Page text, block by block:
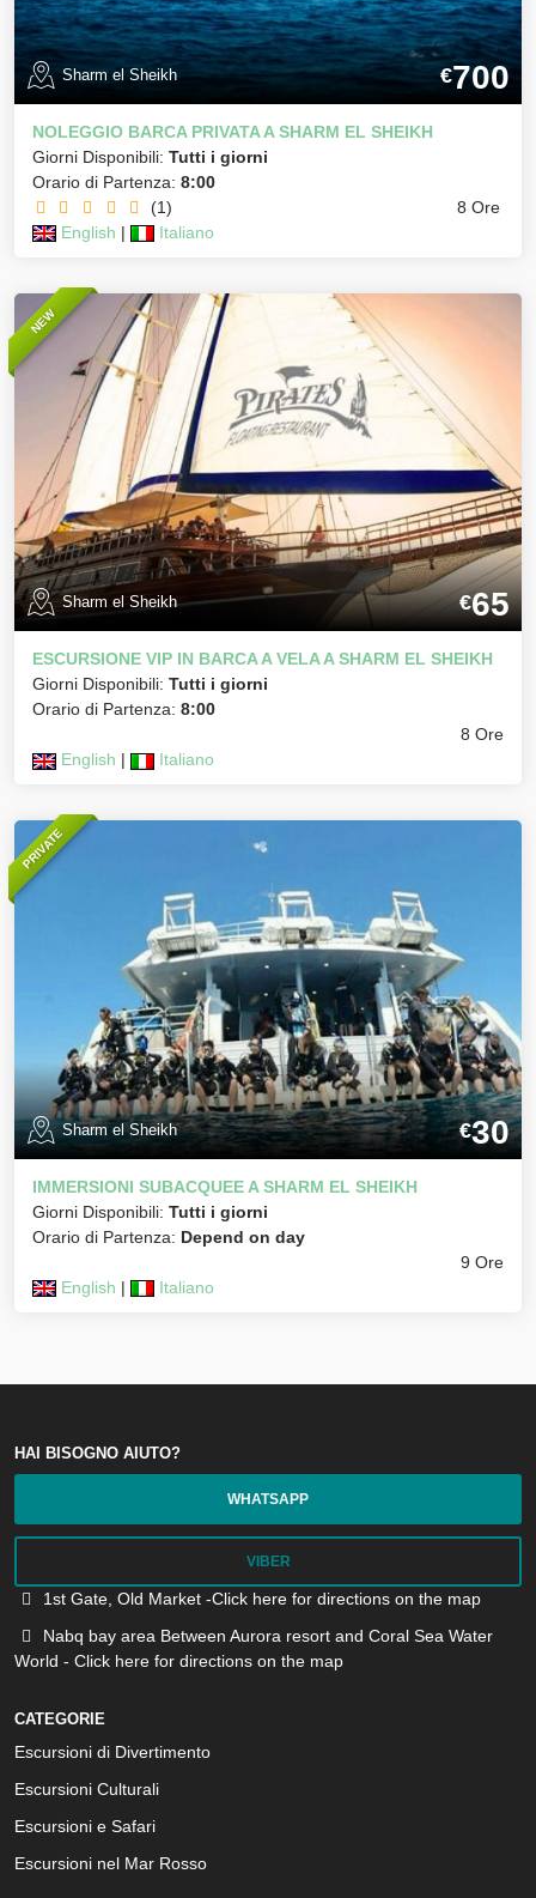
Sharm el Sheikh €700
NOLEGGIO BARCA PRIVATA A SHARM EL SHEIKH
Giorni Disponibili: Tutti i giorni
Orario di Partenza: 8:00
(1)
8 Ore
English | Italiano
NEW
Sharm el Sheikh €65
ESCURSIONE VIP IN BARCA A VELA A SHARM EL SHEIKH
Giorni Disponibili: Tutti i giorni
Orario di Partenza: 8:00
8 Ore
English | Italiano
PRIVATE
Sharm el Sheikh €30
IMMERSIONI SUBACQUEE A SHARM EL SHEIKH
Giorni Disponibili: Tutti i giorni
Orario di Partenza: Depend on day
9 Ore
English | Italiano
HAI BISOGNO AIUTO?
WHATSAPP
VIBER
1st Gate, Old Market -Click here for directions on the map
Nabq bay area Between Aurora resort and Coral Sea Water
World - Click here for directions on the map
CATEGORIE
Escursioni di Divertimento
Escursioni Culturali
Escursioni e Safari
Escursioni nel Mar Rosso